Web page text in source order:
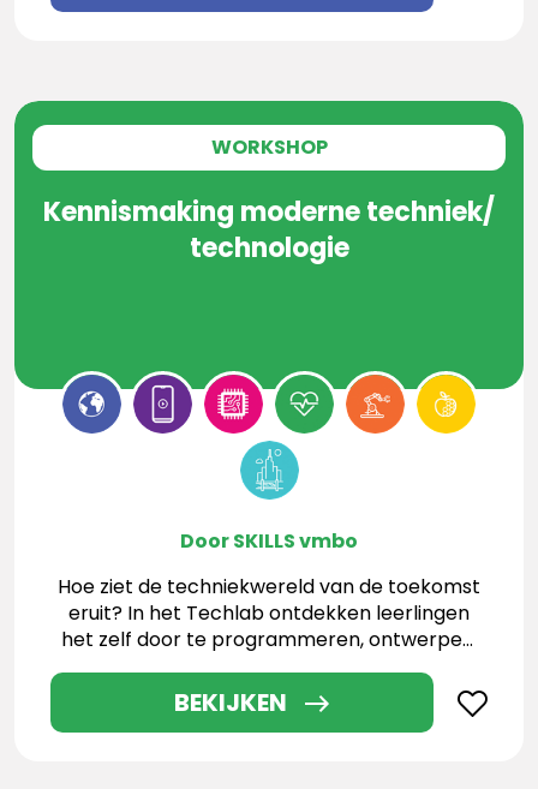
WORKSHOP
Kennismaking moderne techniek/
technologie
Door SKILLS vmbo
Hoe ziet de techniekwereld van de toekomst
eruit? In het Techlab ontdekken leerlingen
het zelf door te programmeren, ontwerpen,
testen en werken met de nieuwste
technologieën.
BEKIJKEN